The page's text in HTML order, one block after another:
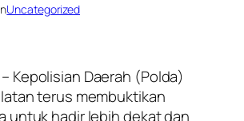
Uncategorized
– Kepolisian Daerah (Polda)
terus membuktikan
untuk hadir lebih dekat dan